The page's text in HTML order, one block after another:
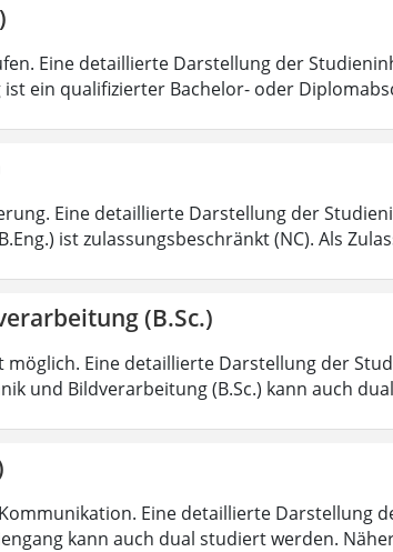
Eine detaillierte Darstellung der
ein qualifizierter Bachelor- oder
Eine detaillierte Darstellung der
ist zulassungsbeschränkt (NC). Als
(B.Sc.)
Eine detaillierte Darstellung der
und Bildverarbeitung (B.Sc.) kann auch
Eine detaillierte Darstellung
kann auch dual studiert werden.